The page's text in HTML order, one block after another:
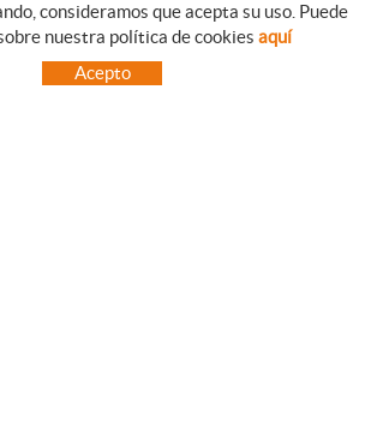
GUIA DE COMPRA
REALIZAR SUS PEDIDOS
PREGUNTAS FRECUENTES
consideramos que acepta su uso. Puede
nuestra política de cookies aquí
Acepto